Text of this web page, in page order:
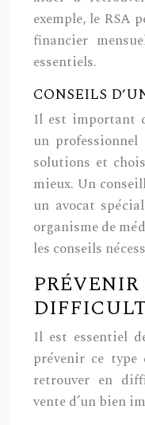
exemple, le RSA
financier
essentiels.
CONSEILS
Il est important
un
solutions et
mieux. Un
un avocat
organisme de
les conseils
PRÉVENIR
Il est essentiel
prévenir ce
retrouver en
vente d’un bien